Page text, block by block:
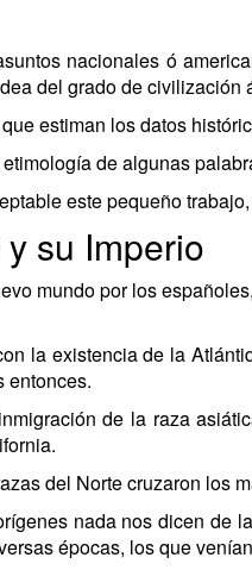
nacionales ó
del grado de civilización
estiman los datos
de algunas
este pequeño
su Imperio
mundo por los
la existencia de la
entonces.
de la raza
del Norte cruzaron los
nada nos dicen de
épocas, los que